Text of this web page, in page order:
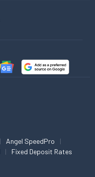
Angel SpeedPro
Fixed Deposit Rates